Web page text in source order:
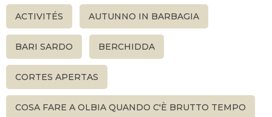
ACTIVITÉS AUTUNNO IN BARBAGIA
BARI SARDO BERCHIDDA
CORTES APERTAS
COSA FARE A OLBIA QUANDO C'È BRUTTO TEMPO